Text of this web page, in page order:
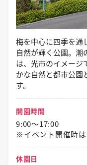
梅を中心に四季を通
自然が輝く公園。潮
は、光市のイメージ
かな自然と都市公園
す。
開園時間
9:00～17:00
※イベント開催時は
休園日